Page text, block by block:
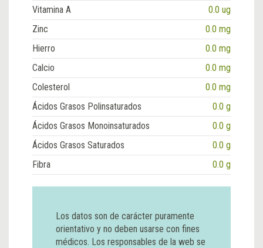
Vitamina A
0.0 ug
Zinc
0.0 mg
Hierro
0.0 mg
Calcio
0.0 mg
Colesterol
0.0 mg
Ácidos Grasos Polinsaturados
0.0 g
Ácidos Grasos Monoinsaturados
0.0 g
Ácidos Grasos Saturados
0.0 g
Fibra
0.0 g
Los datos son de carácter puramente
orientativo y no deben usarse con fines
médicos. Los responsables de la web se